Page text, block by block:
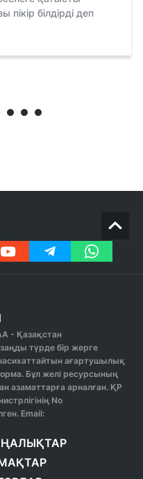
білдірді деп
- Қазақстан
түрде бір жерге
ағартушылық
Бұл желі ресурсының
азаматтарға арналған. ҚР
No
Email: